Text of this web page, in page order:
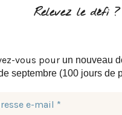
Relevez le défi ?
vous pour un nouveau
septembre (100 jours de